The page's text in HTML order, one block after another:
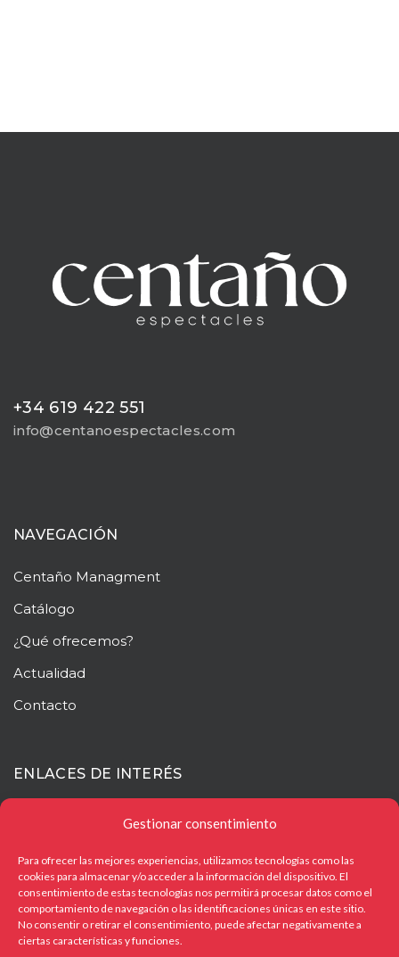
Gestionar consentimiento
Para ofrecer las mejores experiencias, utilizamos tecnologías como las
cookies para almacenar y/o acceder a la información del dispositivo. El
consentimiento de estas tecnologías nos permitirá procesar datos como el
comportamiento de navegación o las identificaciones únicas en este sitio.
No consentir o retirar el consentimiento, puede afectar negativamente a
ciertas características y funciones.
+34 619 422 551
info@centanoespectacles.com
NAVEGACIÓN
Centaño Managment
Catálogo
¿Qué ofrecemos?
Actualidad
Contacto
ENLACES DE INTERÉS
Política de privacidad
Política de cookies